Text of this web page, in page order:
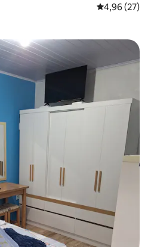
Évaluation
4,96 (27)